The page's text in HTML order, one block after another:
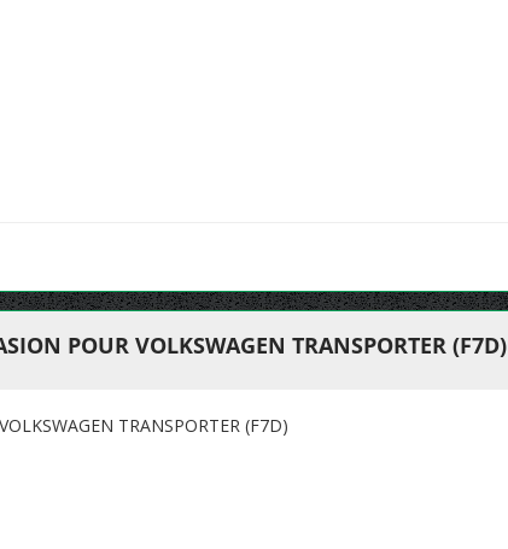
POUR VOLKSWAGEN TRANSPORTER (F7D)
TRANSPORTER (F7D)